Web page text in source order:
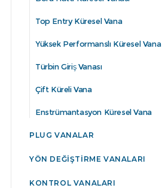
Top Entry Küresel Vana
Yüksek Performanslı Küresel Vana
Türbin Giriş Vanası
Çift Küreli Vana
Enstrümantasyon Küresel Vana
PLUG VANALAR
YÖN DEĞIŞTIRME VANALARI
KONTROL VANALARI